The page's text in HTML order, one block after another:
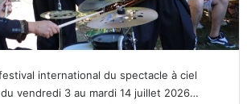
international du spectacle à ciel
vendredi 3 au mardi 14 juillet 2026…